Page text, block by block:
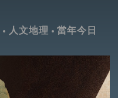
人文地理 當年今日